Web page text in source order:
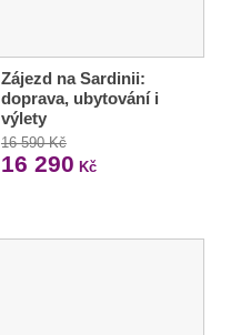
Zájezd na Sardinii:
doprava, ubytování i
výlety
16 590 Kč
16 290 Kč